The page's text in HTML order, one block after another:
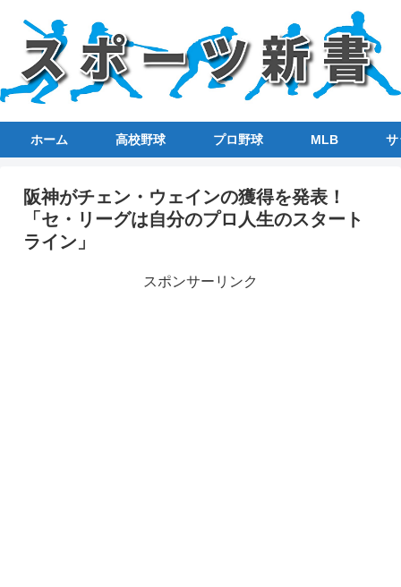
ホーム 高校野球 プロ野球 MLB サ
阪神がチェン・ウェインの獲得を発表！
「セ・リーグは自分のプロ人生のスタート
ライン」
スポンサーリンク